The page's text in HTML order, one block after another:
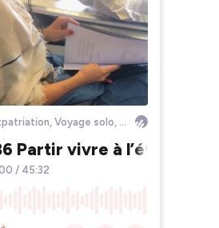
Fill'Expats - Expatriation, Voyage solo, Bourlinguer
Partir vivre à l’étranger
/ 45:32